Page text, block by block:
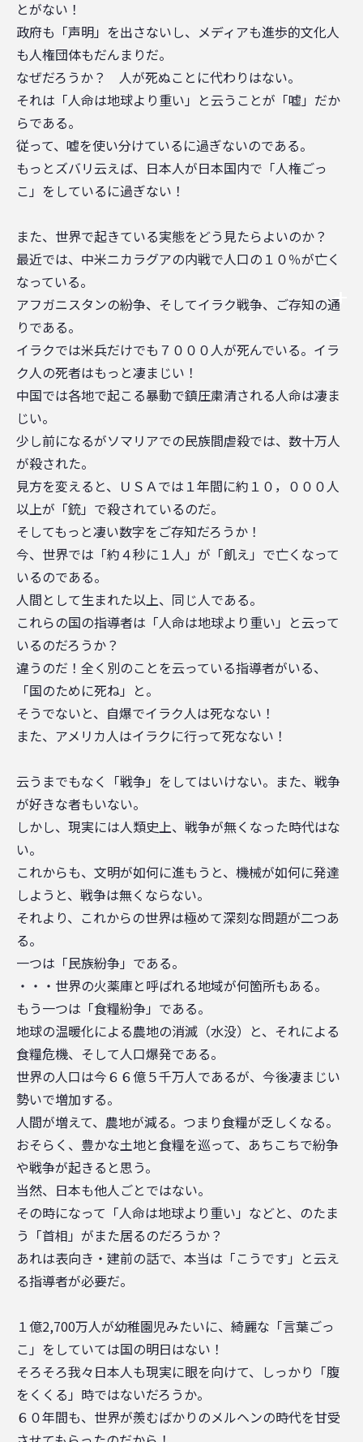
とがない！
政府も「声明」を出さないし、メディアも進歩的文化人
も人権団体もだんまりだ。
なぜだろうか？ 人が死ぬことに代わりはない。
それは「人命は地球より重い」と云うことが「嘘」だか
らである。
従って、嘘を使い分けているに過ぎないのである。
もっとズバリ云えば、日本人が日本国内で「人権ごっ
こ」をしているに過ぎない！
また、世界で起きている実態をどう見たらよいのか？
最近では、中米ニカラグアの内戦で人口の１０％が亡く
なっている。
アフガニスタンの紛争、そしてイラク戦争、ご存知の通
りである。
イラクでは米兵だけでも７０００人が死んでいる。イラ
ク人の死者はもっと凄まじい！
中国では各地で起こる暴動で鎮圧粛清される人命は凄ま
じい。
少し前になるがソマリアでの民族間虐殺では、数十万人
が殺された。
見方を変えると、ＵＳＡでは１年間に約１０，０００人
以上が「銃」で殺されているのだ。
そしてもっと凄い数字をご存知だろうか！
今、世界では「約４秒に１人」が「飢え」で亡くなって
いるのである。
人間として生まれた以上、同じ人である。
これらの国の指導者は「人命は地球より重い」と云って
いるのだろうか？
違うのだ！全く別のことを云っている指導者がいる、
「国のために死ね」と。
そうでないと、自爆でイラク人は死なない！
また、アメリカ人はイラクに行って死なない！
云うまでもなく「戦争」をしてはいけない。また、戦争
が好きな者もいない。
しかし、現実には人類史上、戦争が無くなった時代はな
い。
これからも、文明が如何に進もうと、機械が如何に発達
しようと、戦争は無くならない。
それより、これからの世界は極めて深刻な問題が二つあ
る。
一つは「民族紛争」である。
・・・世界の火薬庫と呼ばれる地域が何箇所もある。
もう一つは「食糧紛争」である。
地球の温暖化による農地の消滅（水没）と、それによる
食糧危機、そして人口爆発である。
世界の人口は今６６億５千万人であるが、今後凄まじい
勢いで増加する。
人間が増えて、農地が減る。つまり食糧が乏しくなる。
おそらく、豊かな土地と食糧を巡って、あちこちで紛争
や戦争が起きると思う。
当然、日本も他人ごとではない。
その時になって「人命は地球より重い」などと、のたま
う「首相」がまた居るのだろうか？
あれは表向き・建前の話で、本当は「こうです」と云え
る指導者が必要だ。
１億2,700万人が幼稚園児みたいに、綺麗な「言葉ごっ
こ」をしていては国の明日はない！
そろそろ我々日本人も現実に眼を向けて、しっかり「腹
をくくる」時ではないだろうか。
６０年間も、世界が羨むばかりのメルヘンの時代を甘受